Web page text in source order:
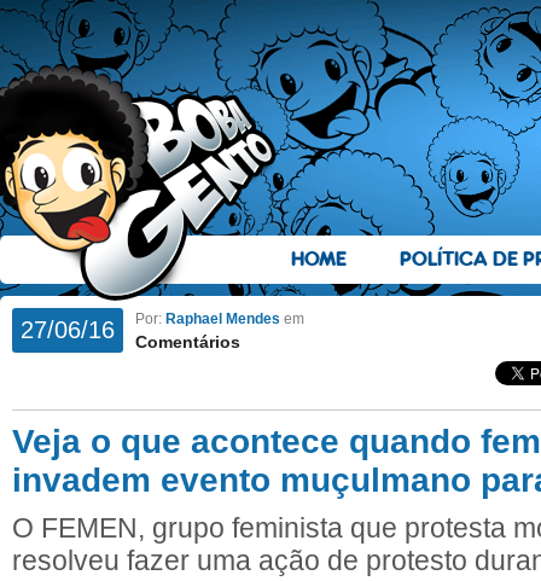
HOME POLÍTICA DE
27/06/16 Por: Raphael Mendes em
Comentários
Veja o que acontece quando
invadem evento muçulmano
O FEMEN, grupo feminista que protesta
resolveu fazer uma ação de protesto